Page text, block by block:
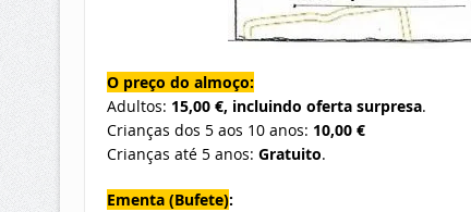
O preço do almoço:
Adultos: 15,00 €, incluindo oferta surpresa.
Crianças dos 5 aos 10 anos: 10,00 €
Crianças até 5 anos: Gratuito.
Ementa (Bufete):